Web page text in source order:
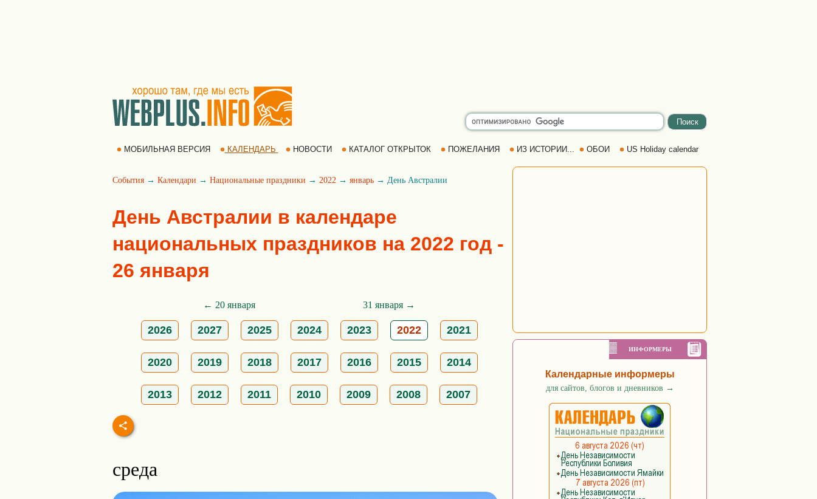
МОБИЛЬНАЯ ВЕРСИЯ КАЛЕНДАРЬ НОВОСТИ КАТАЛОГ ОТКРЫТОК ПОЖЕЛАНИЯ ИЗ ИСТОРИИ... ОБОИ US Holiday calendar
События → Календари → Национальные праздники → 2022 → январь → День Австралии
День Австралии в календаре
национальных праздников на 2022 год -
26 января
← 20 января 31 января →
2026 2027 2025 2024 2023 2022 2021
2020 2019 2018 2017 2016 2015 2014
2013 2012 2011 2010 2009 2008 2007
среда
ИНФОРМЕРЫ
Календарные информеры
для сайтов, блогов и дневников →